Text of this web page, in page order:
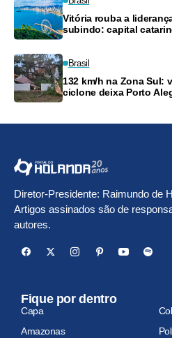
Vitória rouba a
subindo: capital
Brasil
132 km/h na Zona Sul:
ciclone deixa Porto
Diretor-Presidente: Raimundo de
Artigos assinados são de
autores.
Fique por dentro
Capa
Amazonas